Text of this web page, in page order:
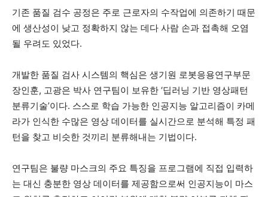
기존 품질 검수 공정은 주로 근로자의 수작업에 의존하기 때문
에 생산성이 낮고 정확하지 않는 데다 사람 손과 접촉해 오염
될 우려도 있었다.
개발한 품질 검사 시스템의 핵심은 생기원 로봇응용연구부문
장인훈, 고광은 박사 연구팀이 보유한 ‘딥러닝 기반 영상패턴
분류기술’이다. 스스로 학습 가능한 인공지능 알고리즘이 카메
라가 인식한 수많은 영상 데이터를 실시간으로 분석해 특정 패
턴을 찾고 비슷한 것끼리 분류해내는 기법이다.
연구팀은 불량 마스크의 주요 특징을 프로그램에 직접 입력하
는 대신 충분한 영상 데이터를 제공함으로써 인공지능이 마스